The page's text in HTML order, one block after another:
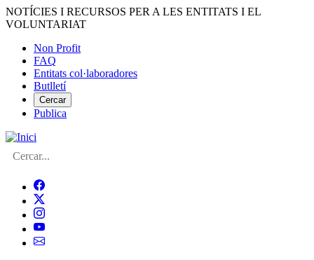
Vés
al
NOTÍCIES I RECURSOS PER A LES ENTITATS I EL
VOLUNTARIAT
Menú
del
compte
d'usuari
Non Profit
FAQ
Entitats col·laboradores
Butlletí
Cercar
Publica
Cerca